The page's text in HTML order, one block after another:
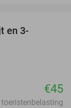
en 3-
€45
toeristenbelasting